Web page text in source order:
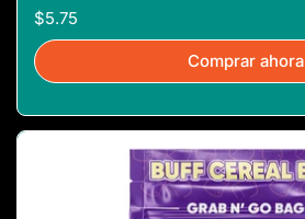
$5.75
Comprar ahora